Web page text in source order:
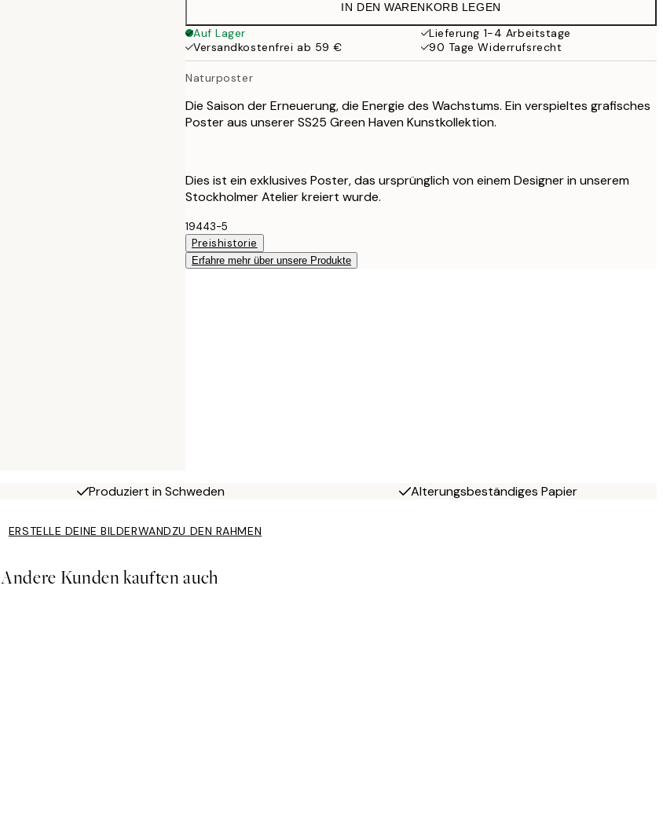
IN DEN WARENKORB LEGEN
Auf Lager
Lieferung 1-4 Arbeitstage
Versandkostenfrei ab 59 €
90 Tage Widerrufsrecht
Naturposter
Die Saison der Erneuerung, die Energie des Wachstums. Ein verspieltes grafisches
Poster aus unserer SS25 Green Haven Kunstkollektion.
Dies ist ein exklusives Poster, das ursprünglich von einem Designer in unserem
Stockholmer Atelier kreiert wurde.
19443-5
Preishistorie
Erfahre mehr über unsere Produkte
Produziert in Schweden Alterungsbeständiges Papier
ERSTELLE DEINE BILDERWANDZU DEN RAHMEN
Andere Kunden kauften auch